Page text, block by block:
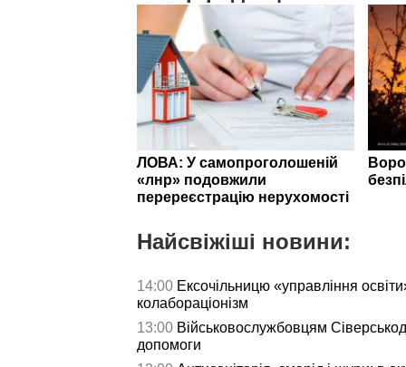
ЛОВА: У самопроголошеній
«лнр» подовжили
перереєстрацію нерухомості
Найсвіжіші новини:
14:00 Ексочільницю «управління
колабораціонізм
13:00 Військовослужбовцям
допомоги